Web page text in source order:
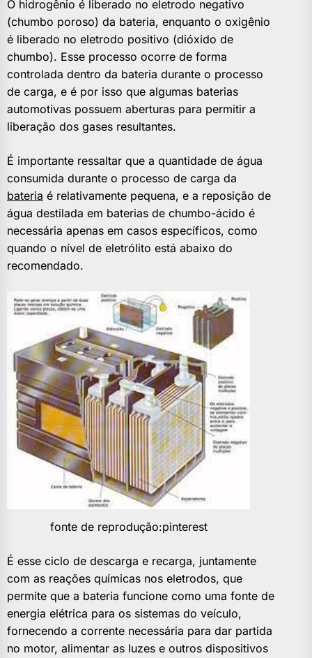
O hidrogênio é liberado no eletrodo negativo
(chumbo poroso) da bateria, enquanto o oxigênio
é liberado no eletrodo positivo (dióxido de
chumbo). Esse processo ocorre de forma
controlada dentro da bateria durante o processo
de carga, e é por isso que algumas baterias
automotivas possuem aberturas para permitir a
liberação dos gases resultantes.
É importante ressaltar que a quantidade de água
consumida durante o processo de carga da
bateria é relativamente pequena, e a reposição de
água destilada em baterias de chumbo-ácido é
necessária apenas em casos específicos, como
quando o nível de eletrólito está abaixo do
recomendado.
fonte de reprodução:pinterest
É esse ciclo de descarga e recarga, juntamente
com as reações químicas nos eletrodos, que
permite que a bateria funcione como uma fonte de
energia elétrica para os sistemas do veículo,
fornecendo a corrente necessária para dar partida
no motor, alimentar as luzes e outros dispositivos